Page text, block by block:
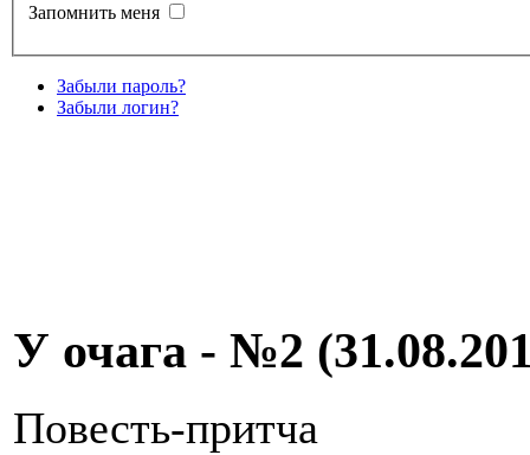
Запомнить меня
Забыли пароль?
Забыли логин?
У очага - №2
Повесть-притча